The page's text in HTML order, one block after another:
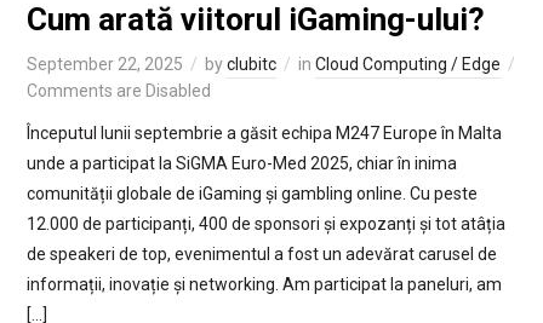
Cum arată viitorul iGaming-ului?
September 22, 2025 byclubitc in Cloud Computing / Edge
Comments are Disabled
Începutul lunii septembrie a găsit echipa M247 Europe în Malta
unde a participat la SiGMA Euro-Med 2025, chiar în inima
comunității globale de iGaming și gambling online. Cu peste
12.000 de participanți, 400 de sponsori și expozanți și tot atâția
de speakeri de top, evenimentul a fost un adevărat carusel de
informații, inovație și networking. Am participat la paneluri, am
[…]